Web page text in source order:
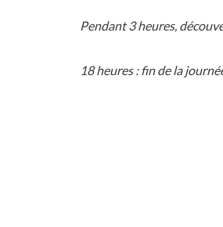
Pendant 3 heures,
18 heures : fin de la